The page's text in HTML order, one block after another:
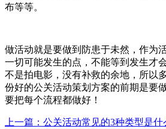
布等等。
做活动就是要做到防患于未然，作为
一切可能发生的点，不能等到发生才
不是拍电影，没有补救的余地，所以
份好的公关活动策划方案的前期是要
要把每个流程都做好！
上一篇：公关活动常见的3种类型是什